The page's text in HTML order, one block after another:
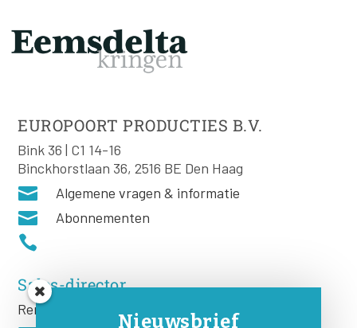
EUROPOORT PRODUCTIES B.V.
Bink 36 | C1 14-16
Binckhorstlaan 36, 2516 BE Den Haag
 Algemene vragen & informatie
 Abonnementen

Sales-director
Remco Rooij
Nieuwsbrief